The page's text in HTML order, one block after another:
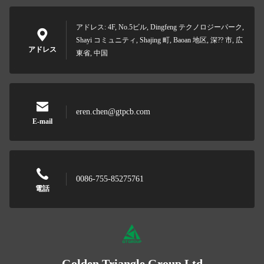
アドレス
アドレス: 4F, No.5ビル, Dingfeng テクノロジーパーク,
Shayi コミュニティ, Shajing 町, Baoan 地区, 深?? 市, 広
東省, 中国
E-mail
eren.chen@gtpcb.com
電話
0086-755-85275761